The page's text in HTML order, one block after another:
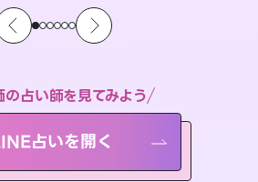
の占い師を見てみよう
占いを開く